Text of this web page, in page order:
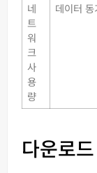
네
트
워
크
사
용
량
데이터
다운로